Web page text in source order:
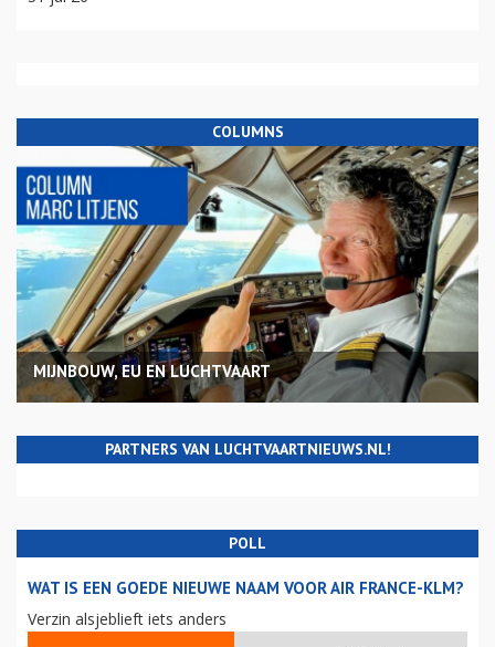
COLUMNS
MIJNBOUW, EU EN LUCHTVAART
PARTNERS VAN LUCHTVAARTNIEUWS.NL!
POLL
WAT IS EEN GOEDE NIEUWE NAAM VOOR AIR FRANCE-KLM?
Verzin alsjeblieft iets anders